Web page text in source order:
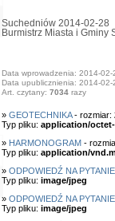
Suchedniów 2014-02-28
Burmistrz Miasta i Gminy
Data wprowadzenia: 2014-02-
Data upublicznienia: 2014-02-
Art. czytany: 7034razy
» GEOTECHNIKA- rozmiar:
Typ pliku: application/
» HARMONOGRAM-
Typ pliku: application/
» ODPOWIEDŹ NA
Typ pliku: image/jpeg
» ODPOWIEDŹ NA
Typ pliku: image/jpeg